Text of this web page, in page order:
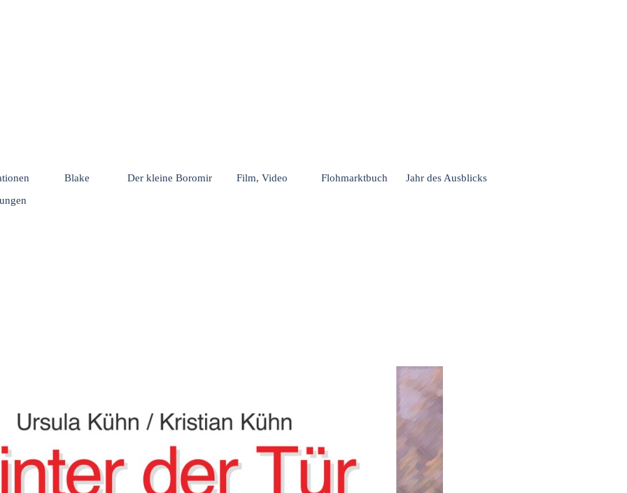
Menü überspringen
Blake Der kleine Boromir Film, Video Flohmarktbuch
Jahr des Ausblicks